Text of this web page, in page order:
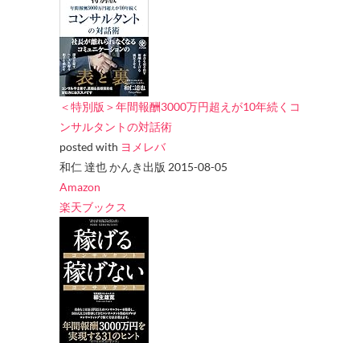
＜特別版＞年間報酬3000万円超えが10年続くコ
ンサルタントの対話術
posted with ヨメレバ
和仁 達也 かんき出版 2015-08-05
Amazon
楽天ブックス